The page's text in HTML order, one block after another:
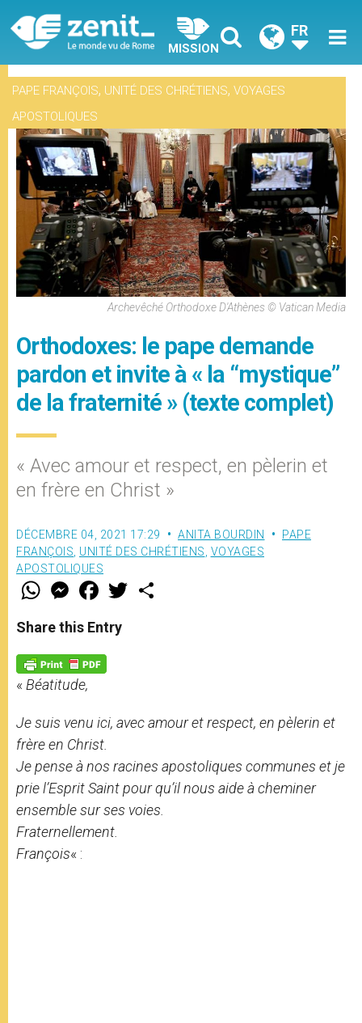
MISSION
FR
PAPE FRANÇOIS, UNITÉ DES CHRÉTIENS, VOYAGES
APOSTOLIQUES
Archevêché Orthodoxe D'Athènes © Vatican Media
Orthodoxes: le pape demande
pardon et invite à « la “mystique”
de la fraternité » (texte complet)
« Avec amour et respect, en pèlerin et
en frère en Christ »
DÉCEMBRE 04, 2021 17:29 ANITA BOURDIN
PAPE
FRANÇOIS UNITÉ DES CHRÉTIENS VOYAGES
APOSTOLIQUES
W
t
s
p
p
M
e
s
e
g
e
r
F
a
e
b
o
k
w
Share this Entry
« Béatitude,
Je suis venu ici, avec amour et respect, en pèlerin et
frère en Christ.
Je pense à nos racines apostoliques communes et je
prie l’Esprit Saint pour qu’il nous aide à cheminer
ensemble sur ses voies.
Fraternellement.
François« :